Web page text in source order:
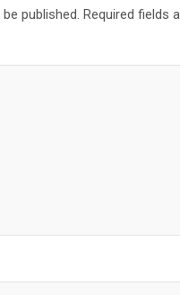
published. Required fields